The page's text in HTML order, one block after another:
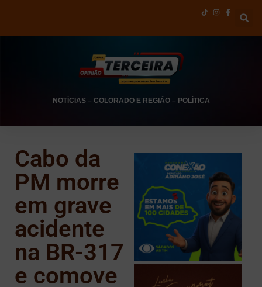
NOTÍCIAS– COLORADO E REGIÃO– POLÍTICA
Cabo da
PM morre
em grave
acidente
na BR-317
e comove